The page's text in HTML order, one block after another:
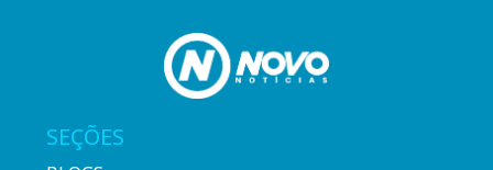
SEÇÕES